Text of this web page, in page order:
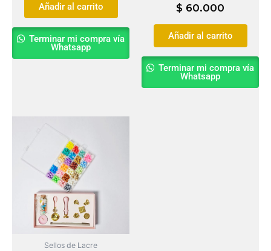
Añadir al carrito
Terminar mi compra vía
Whatsapp
$ 60.000
Añadir al carrito
Terminar mi compra vía
Whatsapp
Sellos de Lacre